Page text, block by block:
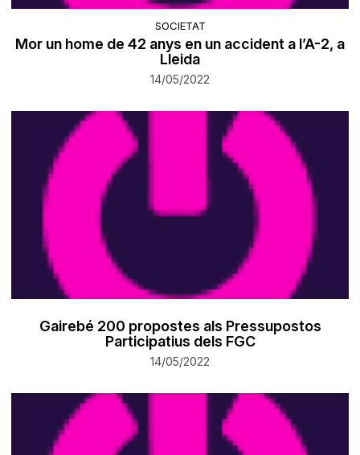
SOCIETAT
Mor un home de 42 anys en un accident a l’A-2, a
Lleida
14/05/2022
Gairebé 200 propostes als Pressupostos
Participatius dels FGC
14/05/2022